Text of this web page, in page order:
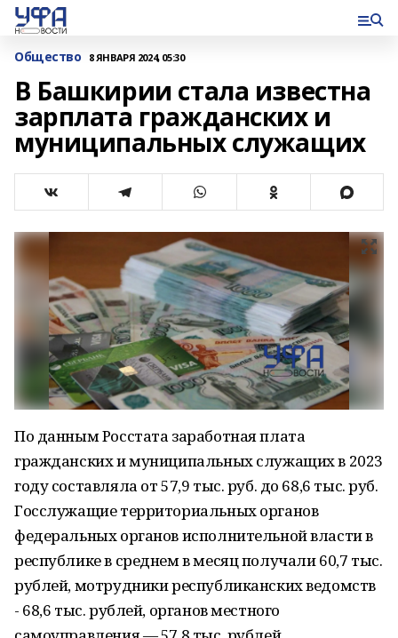
Общество 8 ЯНВАРЯ 2024, 05:30
В Башкирии стала известна
зарплата гражданских и
муниципальных служащих
По данным Росстата заработная плата
гражданских и муниципальных служащих в 2023
году составляла от 57,9 тыс. руб. до 68,6 тыс. руб.
Госслужащие территориальных органов
федеральных органов исполнительной власти в
республике в среднем в месяц получали 60,7 тыс.
рублей, мотрудники республиканских ведомств
- 68,6 тыс. рублей, органов местного